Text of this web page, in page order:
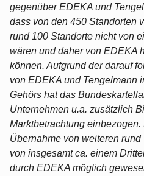
gegenüber EDEKA und
dass von den 450 Standorten
rund 100 Standorte nicht von
wären und daher von EDEKA
können. Aufgrund der darauf
von EDEKA und Tengelmann
Gehörs hat das
Unternehmen u.a. zusätzlich
Marktbetrachtung
Übernahme von weiteren
von insgesamt ca. einem
durch EDEKA möglich